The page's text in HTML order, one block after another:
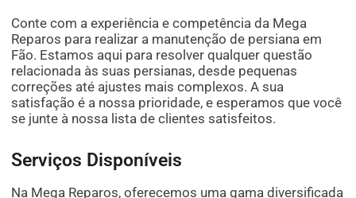
Conte com a experiência e competência da Mega
Reparos para realizar a manutenção de persiana em
Fão. Estamos aqui para resolver qualquer questão
relacionada às suas persianas, desde pequenas
correções até ajustes mais complexos. A sua
satisfação é a nossa prioridade, e esperamos que você
se junte à nossa lista de clientes satisfeitos.
Serviços Disponíveis
Na Mega Reparos, oferecemos uma gama diversificada